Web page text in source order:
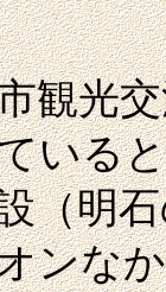
光交
いる
（明
ンな